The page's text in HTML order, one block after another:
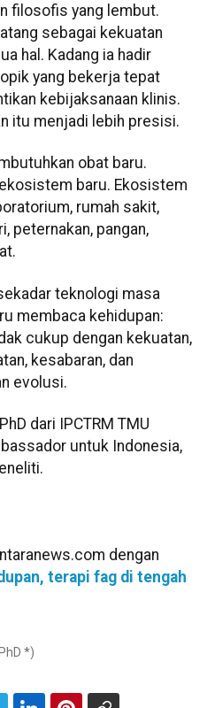
filosofis yang lembut.
sebagai kekuatan
hal. Kadang ia hadir
yang bekerja tepat
kebijaksanaan klinis.
itu menjadi lebih presisi.
obat baru.
baru. Ekosistem
rumah sakit,
peternakan, pangan,
teknologi masa
membaca kehidupan:
cukup dengan kekuatan,
kesabaran, dan
evolusi.
dari IPCTRM TMU
untuk Indonesia,
dengan
terapi fag di tengah
*)